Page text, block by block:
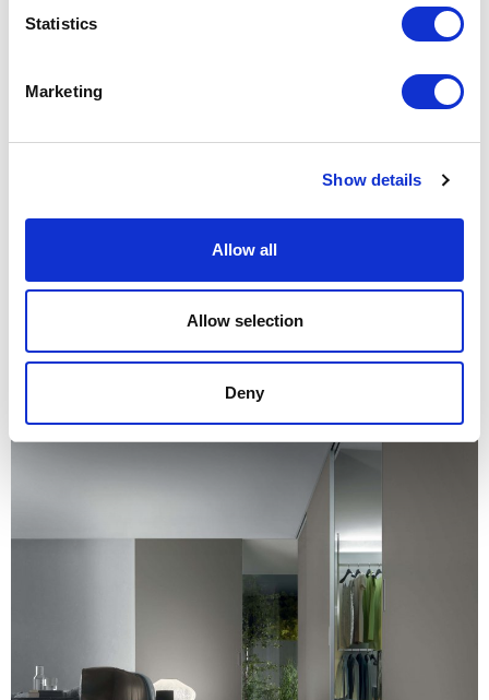
Statistics
Marketing
Show details
Allow all
Allow selection
Deny
Struttura 14 brown, vetro 64 riflettente grigio. Maniglia incassata con
inserto in tinta al pannello. Binario in tinta al soffitto